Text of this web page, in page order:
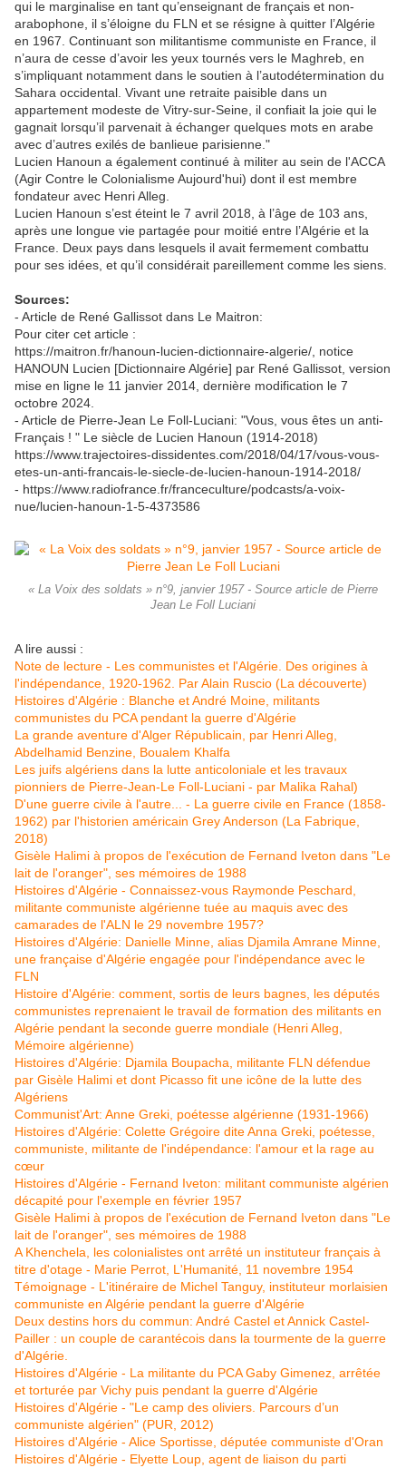
qui le marginalise en tant qu’enseignant de français et non-
arabophone, il s’éloigne du FLN et se résigne à quitter l’Algérie
en 1967. Continuant son militantisme communiste en France, il
n’aura de cesse d’avoir les yeux tournés vers le Maghreb, en
s’impliquant notamment dans le soutien à l’autodétermination du
Sahara occidental. Vivant une retraite paisible dans un
appartement modeste de Vitry-sur-Seine, il confiait la joie qui le
gagnait lorsqu’il parvenait à échanger quelques mots en arabe
avec d’autres exilés de banlieue parisienne."
Lucien Hanoun a également continué à militer au sein de l'ACCA
(Agir Contre le Colonialisme Aujourd'hui) dont il est membre
fondateur avec Henri Alleg.
Lucien Hanoun s’est éteint le 7 avril 2018, à l’âge de 103 ans,
après une longue vie partagée pour moitié entre l’Algérie et la
France. Deux pays dans lesquels il avait fermement combattu
pour ses idées, et qu’il considérait pareillement comme les siens.
Sources:
- Article de René Gallissot dans Le Maitron:
Pour citer cet article :
https://maitron.fr/hanoun-lucien-dictionnaire-algerie/, notice
HANOUN Lucien [Dictionnaire Algérie] par René Gallissot, version
mise en ligne le 11 janvier 2014, dernière modification le 7
octobre 2024.
- Article de Pierre-Jean Le Foll-Luciani: "Vous, vous êtes un anti-
Français ! " Le siècle de Lucien Hanoun (1914-2018)
https://www.trajectoires-dissidentes.com/2018/04/17/vous-vous-
etes-un-anti-francais-le-siecle-de-lucien-hanoun-1914-2018/
- https://www.radiofrance.fr/franceculture/podcasts/a-voix-
nue/lucien-hanoun-1-5-4373586
« La Voix des soldats » n°9, janvier 1957 - Source article de Pierre
Jean Le Foll Luciani
A lire aussi :
Note de lecture - Les communistes et l'Algérie. Des origines à
l'indépendance, 1920-1962. Par Alain Ruscio (La découverte)
Histoires d'Algérie : Blanche et André Moine, militants
communistes du PCA pendant la guerre d'Algérie
La grande aventure d'Alger Républicain, par Henri Alleg,
Abdelhamid Benzine, Boualem Khalfa
Les juifs algériens dans la lutte anticoloniale et les travaux
pionniers de Pierre-Jean-Le Foll-Luciani - par Malika Rahal)
D'une guerre civile à l'autre... - La guerre civile en France (1858-
1962) par l'historien américain Grey Anderson (La Fabrique,
2018)
Gisèle Halimi à propos de l'exécution de Fernand Iveton dans "Le
lait de l'oranger", ses mémoires de 1988
Histoires d'Algérie - Connaissez-vous Raymonde Peschard,
militante communiste algérienne tuée au maquis avec des
camarades de l'ALN le 29 novembre 1957?
Histoires d'Algérie: Danielle Minne, alias Djamila Amrane Minne,
une française d'Algérie engagée pour l'indépendance avec le
FLN
Histoire d'Algérie: comment, sortis de leurs bagnes, les députés
communistes reprenaient le travail de formation des militants en
Algérie pendant la seconde guerre mondiale (Henri Alleg,
Mémoire algérienne)
Histoires d'Algérie: Djamila Boupacha, militante FLN défendue
par Gisèle Halimi et dont Picasso fit une icône de la lutte des
Algériens
Communist'Art: Anne Greki, poétesse algérienne (1931-1966)
Histoires d'Algérie: Colette Grégoire dite Anna Greki, poétesse,
communiste, militante de l'indépendance: l'amour et la rage au
cœur
Histoires d'Algérie - Fernand Iveton: militant communiste algérien
décapité pour l'exemple en février 1957
Gisèle Halimi à propos de l'exécution de Fernand Iveton dans "Le
lait de l'oranger", ses mémoires de 1988
A Khenchela, les colonialistes ont arrêté un instituteur français à
titre d'otage - Marie Perrot, L'Humanité, 11 novembre 1954
Témoignage - L'itinéraire de Michel Tanguy, instituteur morlaisien
communiste en Algérie pendant la guerre d'Algérie
Deux destins hors du commun: André Castel et Annick Castel-
Pailler : un couple de carantécois dans la tourmente de la guerre
d'Algérie.
Histoires d'Algérie - La militante du PCA Gaby Gimenez, arrêtée
et torturée par Vichy puis pendant la guerre d'Algérie
Histoires d'Algérie - "Le camp des oliviers. Parcours d’un
communiste algérien" (PUR, 2012)
Histoires d'Algérie - Alice Sportisse, députée communiste d'Oran
Histoires d'Algérie - Elyette Loup, agent de liaison du parti